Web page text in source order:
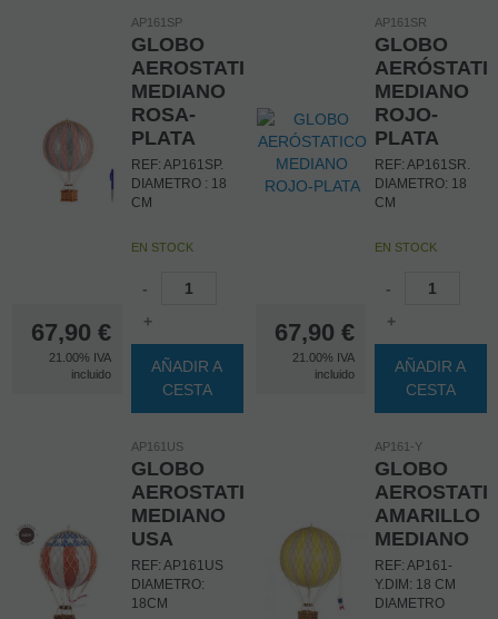
67,90 €
21.00% IVA
incluido
AP161SP
GLOBO
AEROSTATICO
MEDIANO
ROSA-
PLATA
REF: AP161SP.
DIAMETRO : 18
CM
EN STOCK
-
+
AÑADIR A
CESTA
67,90 €
21.00% IVA
incluido
AP161SR
GLOBO
MEDIANO
ROJO-
PLATA
REF: AP161SR.
DIAMETRO: 18
CM
EN STOCK
-
+
AÑADIR A
CESTA
AP161US
GLOBO
AEROSTATICO
MEDIANO
USA
REF: AP161US
DIAMETRO:
18CM
AP161-Y
GLOBO
AMARILLO
MEDIANO
REF: AP161-
Y.DIM: 18 CM
DIAMETRO